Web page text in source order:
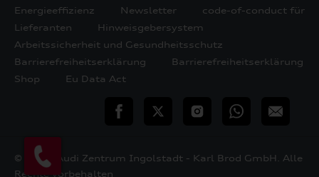
Energieeffizienz
Newsletter
code-of-conduct für
Lieferanten
Hinweisgebersystem
Arbeitssicherheit und Gesundheitsschutz
Barrierefreiheitserklärung
Barrierefreiheitserklärung
Shop
Eu Data Act
teilen Twitter InstagramWhatsApp
E-
© 2026 Audi Zentrum Ingolstadt - Karl Brod GmbH. Alle
Rechte vorbehalten